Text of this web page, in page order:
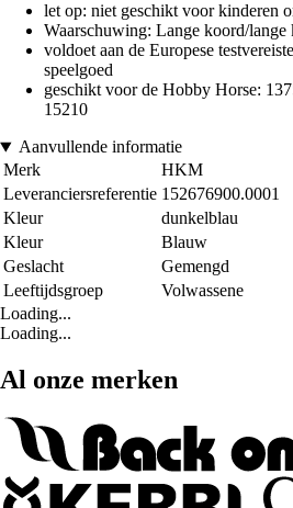
let op: niet geschikt voor kinderen
Waarschuwing: Lange koord/lange
voldoet aan de Europese
speelgoed
geschikt voor de Hobby Horse:
15210
Aanvullende informatie
Merk
HKM
Leveranciersreferentie 152676900.0001
Kleur
dunkelblau
Kleur
Blauw
Geslacht
Gemengd
Leeftijdsgroep
Volwassene
Loading...
Loading...
Al onze merken